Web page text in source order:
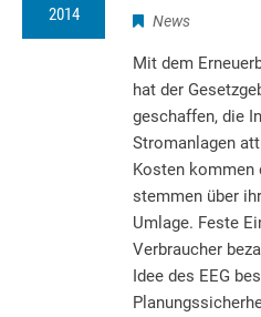
2014 News
Mit dem
hat der
geschaffen, die
Stromanlagen
Kosten kommen
stemmen über
Umlage. Feste
Verbraucher
Idee des EEG